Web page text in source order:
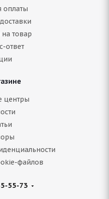
75 R16C 110/108R
оплаты
на товар
ответ
центры
файлов
55-73